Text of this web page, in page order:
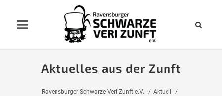
Aktuelles aus der Zunft
Ravensburger Schwarze Veri Zunft e.V.
Aktuell